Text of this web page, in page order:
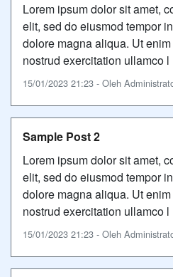
Lorem ipsum dolor sit amet,
elit, sed do eiusmod tempor
dolore magna aliqua. Ut
nostrud exercitation ullamco l
15/01/2023 21:23 - Oleh
Sample Post 2
Lorem ipsum dolor sit amet,
elit, sed do eiusmod tempor
dolore magna aliqua. Ut
nostrud exercitation ullamco l
15/01/2023 21:23 - Oleh